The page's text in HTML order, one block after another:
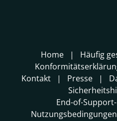
Home
Häufig
Kontakt
Presse
End-of-